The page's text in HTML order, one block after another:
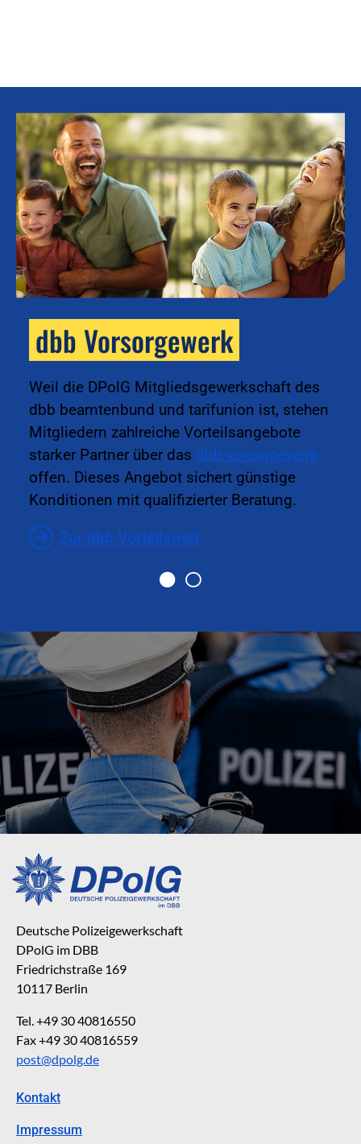
dbb Vorsorgewerk
Weil die DPolG Mitgliedsgewerkschaft des
dbb beamtenbund und tarifunion ist, stehen
Mitgliedern zahlreiche Vorteilsangebote
starker Partner über das dbb vorsorgewerk
offen. Dieses Angebot sichert günstige
Konditionen mit qualifizierter Beratung.
Zur dbb Vorteilswelt
Deutsche Polizeigewerkschaft
DPolG im DBB
Friedrichstraße 169
10117 Berlin
Tel. +49 30 40816550
Fax +49 30 40816559
post@dpolg.de
Kontakt
Impressum